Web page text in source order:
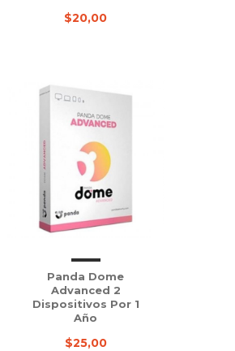
$20,00
Panda Dome
Advanced 2
Dispositivos Por 1
Año
$25,00